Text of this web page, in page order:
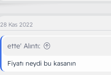
l
r
28 Kas 2022
ette' Alıntı:
Fiyatı neydi bu kasanın